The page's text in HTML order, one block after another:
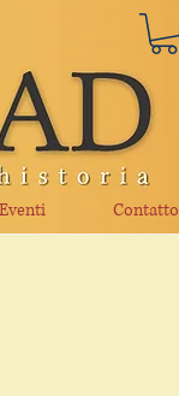
Eventi Contatto